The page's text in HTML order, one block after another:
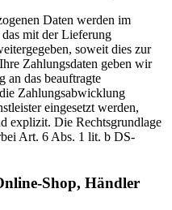
Daten werden im
mit der Lieferung
soweit dies zur
Zahlungsdaten geben wir
an das beauftragte
Zahlungsabwicklung
eingesetzt werden,
explizit. Die Rechtsgrundlage
Art. 6 Abs. 1 lit. b DS-
Shop, Händler